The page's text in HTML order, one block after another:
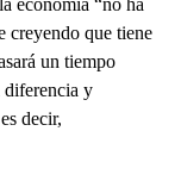
economía “no ha
creyendo que tiene
un tiempo
diferencia y
decir,